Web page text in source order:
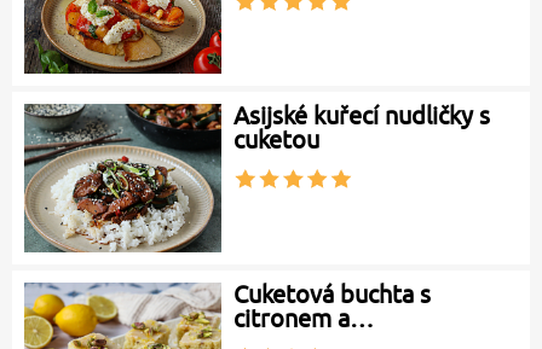
Asijské kuřecí nudličky s
cuketou
Cuketová buchta s
citronem a…